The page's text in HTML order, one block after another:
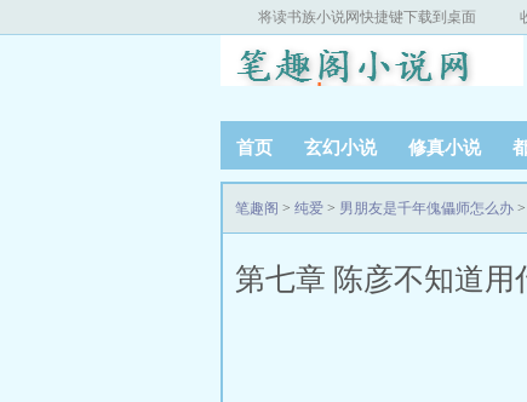
将读书族小说网快捷键下载到桌面
首页 玄幻小说 修真小说
笔趣阁 > 纯爱 > 男朋友是千年傀儡师怎么办 >
第七章 陈彦不知道